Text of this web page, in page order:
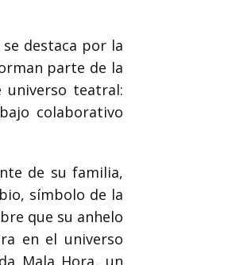
destaca por la
parte de la
universo teatral:
colaborativo
de su familia,
símbolo de la
que su anhelo
en el universo
Mala Hora, un